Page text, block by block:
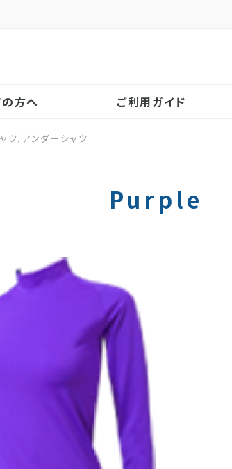
方へ ご利用ガイド
ツ,アンダーシャツ
Purple